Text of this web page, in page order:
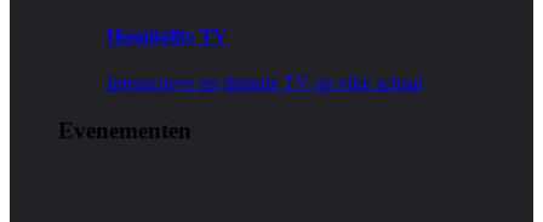
Hospitality TV
Interactieve en digitale TV op elke schaal
Evenementen